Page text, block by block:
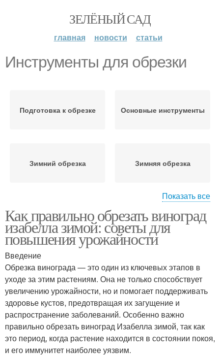
ЗЕЛЁНЫЙ САД
главная новости статьи
Инструменты для обрезки
Подготовка к обрезке Основные инструменты
Зимний обрезка Зимняя обрезка
Летний обрезка Весенняя обрезка
Весенний обрезка Осенняя обрезка
Показать все
Как правильно обрезать виноград
изабелла зимой: советы для
повышения урожайности
Введение
Обрезка винограда — это один из ключевых этапов в
уходе за этим растениям. Она не только способствует
увеличению урожайности, но и помогает поддерживать
здоровье кустов, предотвращая их загущение и
распространение заболеваний. Особенно важно
правильно обрезать виноград Изабелла зимой, так как
это период, когда растение находится в состоянии покоя,
и его иммунитет наиболее уязвим.